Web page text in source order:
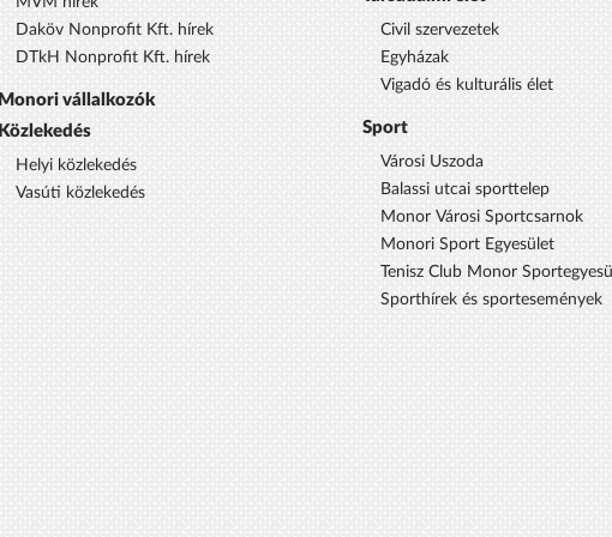
Daköv Nonprofit Kft. hírek
DTkH Nonprofit Kft. hírek
Monori vállalkozók
Közlekedés
Helyi közlekedés
Vasúti közlekedés
Civil szervezetek
Egyházak
Vigadó és kulturális élet
Sport
Városi Uszoda
Balassi utcai sporttelep
Monor Városi Sportcsarnok
Monori Sport Egyesület
Tenisz Club Monor
Sporthírek és sportesemények